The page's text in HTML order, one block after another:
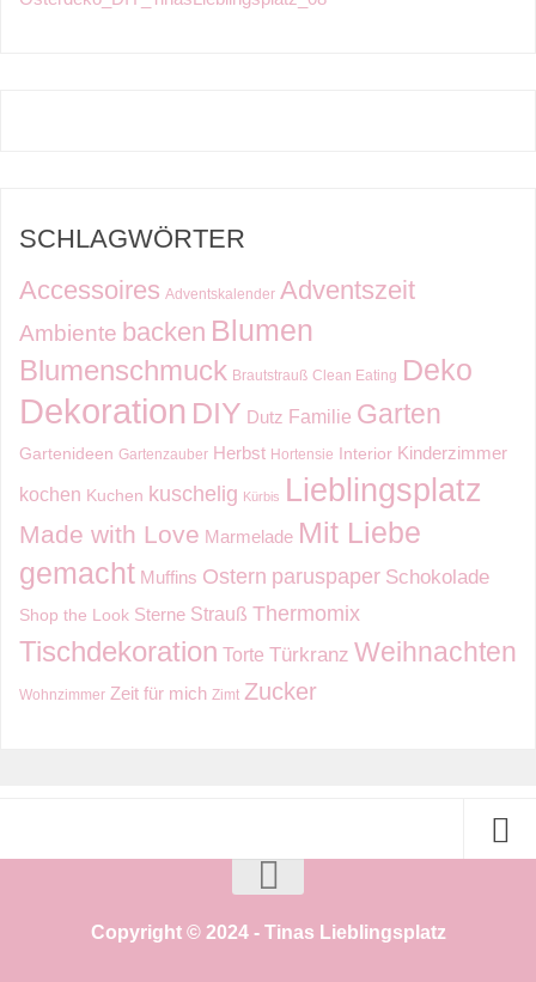
SCHLAGWÖRTER
Accessoires Adventskalender Adventszeit
Ambiente backen Blumen
Blumenschmuck Brautstrauß Clean Eating Deko
Dekoration DIY Dutz Familie Garten
Gartenideen Gartenzauber Herbst Hortensie Interior Kinderzimmer
kochen Kuchen kuschelig Kürbis Lieblingsplatz
Made with Love Marmelade Mit Liebe
gemacht Muffins Ostern paruspaper Schokolade
Shop the Look Sterne Strauß Thermomix
Tischdekoration Torte Türkranz Weihnachten
Wohnzimmer Zeit für mich Zimt Zucker
Copyright © 2024 - Tinas Lieblingsplatz